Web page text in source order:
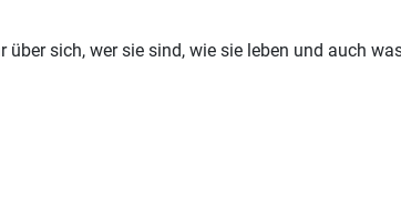
sich, wer sie sind, wie sie leben und auch